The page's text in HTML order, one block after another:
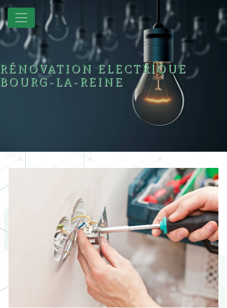
Panneau de gestion des cookies
RÉNOVATION ELECTRIQUE
BOURG-LA-REINE